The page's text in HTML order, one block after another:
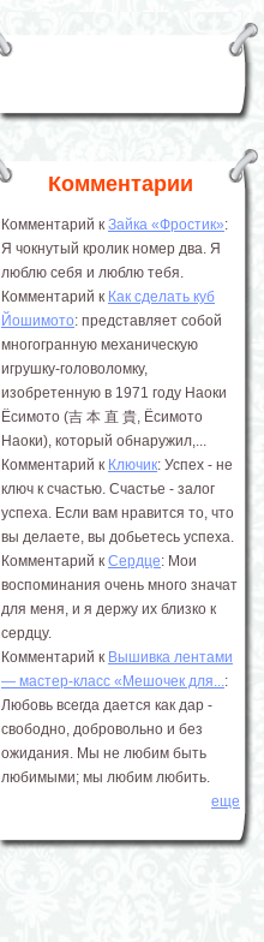
Комментарии
Комментарий к Зайка «Фростик»:
Я чокнутый кролик номер два. Я
люблю себя и люблю тебя.
Комментарий к Как сделать куб
Йошимото: представляет собой
многогранную механическую
игрушку-головоломку,
изобретенную в 1971 году Наоки
Ёсимото (吉 本 直 貴, Ёсимото
Наоки), который обнаружил,...
Комментарий к Ключик: Успех - не
ключ к счастью. Счастье - залог
успеха. Если вам нравится то, что
вы делаете, вы добьетесь успеха.
Комментарий к Сердце: Мои
воспоминания очень много значат
для меня, и я держу их близко к
сердцу.
Комментарий к Вышивка лентами
― мастер-класс «Мешочек для...:
Любовь всегда дается как дар -
свободно, добровольно и без
ожидания. Мы не любим быть
любимыми; мы любим любить.
еще